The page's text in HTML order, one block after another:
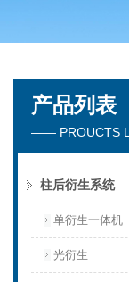
天津琛航科苑科技发
产品列表
—— PROUCTS
柱后衍生系统
单衍生一体机
光衍生